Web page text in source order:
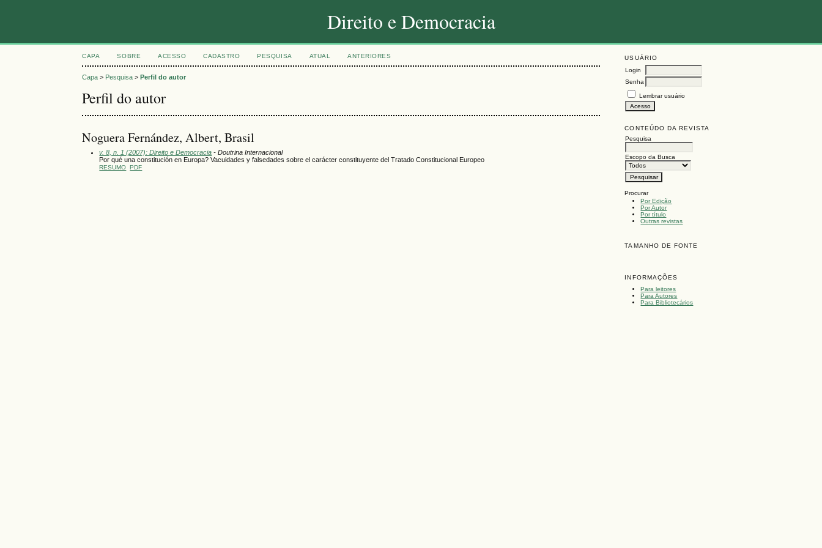
Direito e Democracia
USUÁRIO
Login
Senha
Lembrar usuário
CONTEÚDO DA REVISTA
Pesquisa
Escopo da Busca
Procurar
Por Edição
Por Autor
Por título
Outras revistas
TAMANHO DE FONTE
INFORMAÇÕES
Para leitores
Para Autores
Para Bibliotecários
CAPA SOBRE ACESSO CADASTRO PESQUISA ATUAL ANTERIORES
Capa > Pesquisa >Perfil do autor
Perfil do autor
Noguera Fernández, Albert, Brasil
v. 8, n. 1 (2007): Direito e Democracia - Doutrina Internacional
Por qué una constitución en Europa? Vacuidades y falsedades sobre el carácter constituyente del Tratado Constitucional Europeo
RESUMO PDF